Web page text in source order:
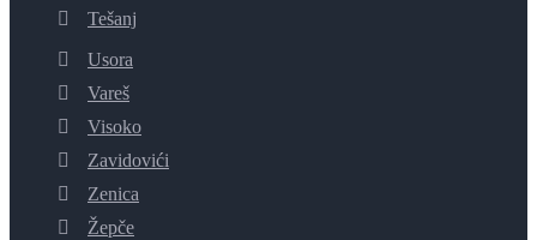
Tešanj
Usora
Vareš
Visoko
Zavidovići
Zenica
Žepče